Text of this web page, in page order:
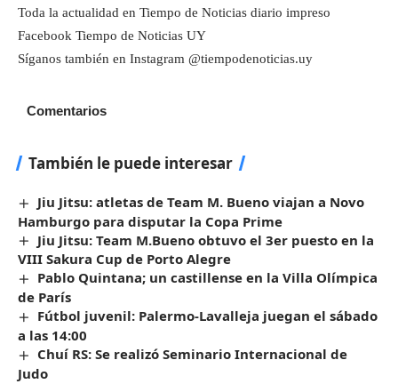
Toda la actualidad en Tiempo de Noticias diario impreso
Facebook Tiempo de Noticias UY
Síganos también en Instagram @tiempodenoticias.uy
Comentarios
También le puede interesar
Jiu Jitsu: atletas de Team M. Bueno viajan a Novo
Hamburgo para disputar la Copa Prime
Jiu Jitsu: Team M.Bueno obtuvo el 3er puesto en la
VIII Sakura Cup de Porto Alegre
Pablo Quintana; un castillense en la Villa Olímpica
de París
Fútbol juvenil: Palermo-Lavalleja juegan el sábado
a las 14:00
Chuí RS: Se realizó Seminario Internacional de
Judo